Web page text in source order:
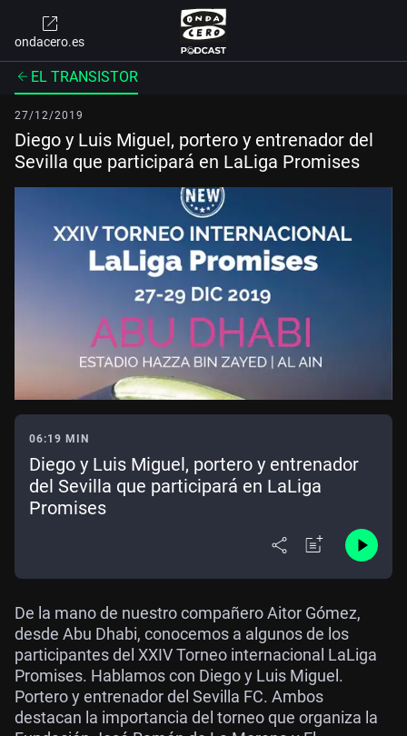
ondacero.es
EL TRANSISTOR
27/12/2019
Diego y Luis Miguel, portero y entrenador del
Sevilla que participará en LaLiga Promises
06:19 MIN
Diego y Luis Miguel, portero y entrenador
del Sevilla que participará en LaLiga
Promises
De la mano de nuestro compañero Aitor Gómez,
desde Abu Dhabi, conocemos a algunos de los
participantes del XXIV Torneo internacional LaLiga
Promises. Hablamos con Diego y Luis Miguel.
Portero y entrenador del Sevilla FC. Ambos
destacan la importancia del torneo que organiza la